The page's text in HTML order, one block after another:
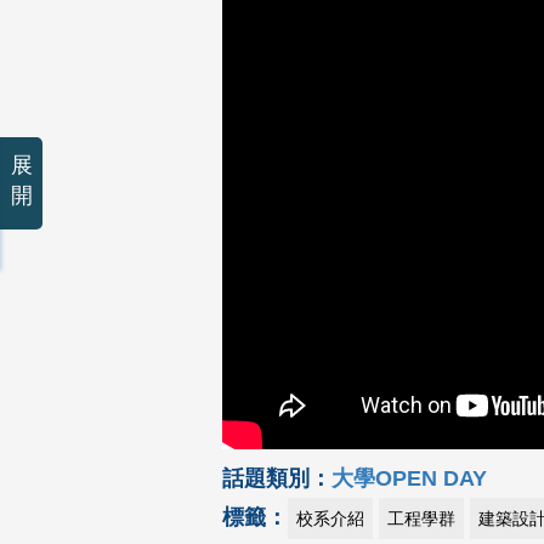
話題類別： 大學OPEN DAY
標籤：
校系介紹 工程學群 建築設
展
開